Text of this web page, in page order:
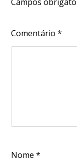
Comentário*
Nome*